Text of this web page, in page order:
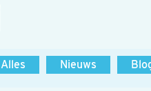
Alles Nieuws